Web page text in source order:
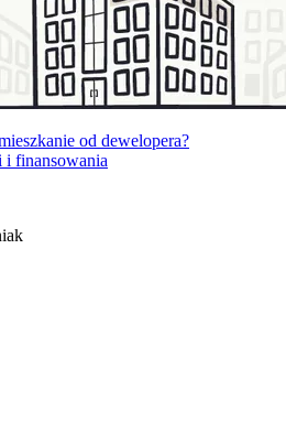
od dewelopera?
i finansowania